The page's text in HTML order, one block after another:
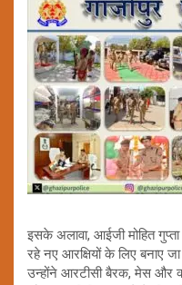
इसके अलावा, आईजी मोहित
रहे नए आरक्षियों के लिए बनाए जा
उन्होंने आरटीसी बैरक, मेस और